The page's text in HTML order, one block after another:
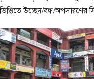
ভিত্তিতে উচ্ছেদ/বন্ধ/অপসারণের